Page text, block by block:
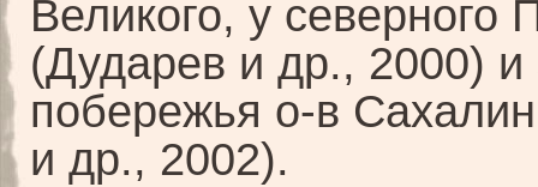
Великого, у северного
(Дударев и др., 2000) и
побережья о-в
и др., 2002).